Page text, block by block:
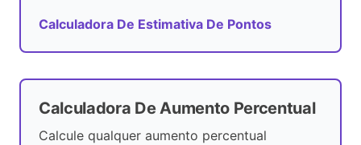
Calculadora De Estimativa De Pontos
Calculadora De Aumento Percentual
Calcule qualquer aumento percentual